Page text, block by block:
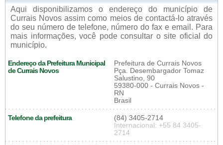
Aqui disponibilizamos o endereço do município de
Currais Novos assim como meios de contactá-lo através
do seu número de telefone, número do fax e email. Para
mais informações, você pode consultar o site oficial do
município.
Endereço da Prefeitura Municipal
de Currais Novos
Prefeitura de Currais Novos
Pça. Desembargador Tomaz
Salustino, 90
59380-000 - Currais Novos -
RN
Brasil
Telefone da prefeitura
(84) 3405-2714
Internacional: +55 84 3405-
2714